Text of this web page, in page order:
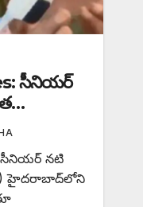
సీనియర్
సీనియర్ నటి
హైదరాబాద్‌లోని